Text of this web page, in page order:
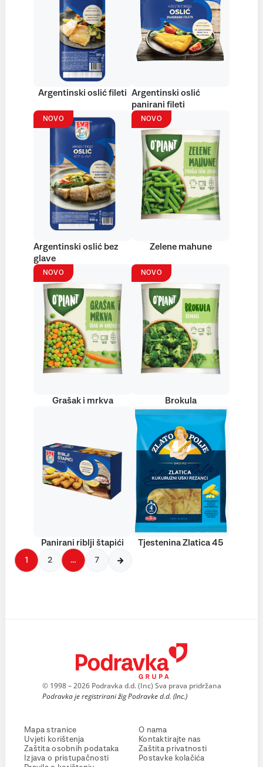
Argentinski oslić fileti Argentinski oslić
panirani fileti
NOVO
Argentinski oslić bez
glave
NOVO
Zelene mahune
NOVO
Grašak i mrkva
NOVO
Brokula
Panirani riblji štapići Tjestenina Zlatica 45
1 2 … 7
© 1998 – 2026 Podravka d.d. (Inc) Sva prava pridržana
Podravka je registrirani žig Podravke d.d. (Inc.)
Mapa stranice
Uvjeti korištenja
Zaštita osobnih podataka
Izjava o pristupačnosti
O nama
Kontaktirajte nas
Zaštita privatnosti
Postavke kolačića